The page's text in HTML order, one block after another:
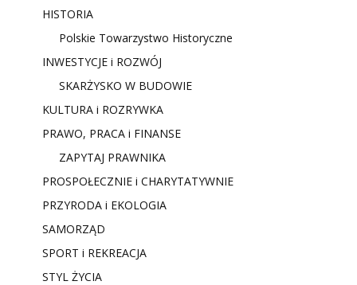
HISTORIA
Polskie Towarzystwo Historyczne
INWESTYCJE i ROZWÓJ
SKARŻYSKO W BUDOWIE
KULTURA i ROZRYWKA
PRAWO, PRACA i FINANSE
ZAPYTAJ PRAWNIKA
PROSPOŁECZNIE i CHARYTATYWNIE
PRZYRODA i EKOLOGIA
SAMORZĄD
SPORT i REKREACJA
STYL ŻYCIA